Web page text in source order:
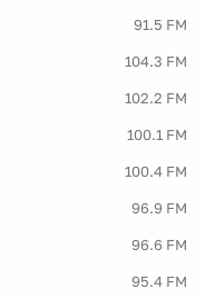
91.5 FM
104.3 FM
102.2 FM
100.1 FM
100.4 FM
96.9 FM
96.6 FM
95.4 FM